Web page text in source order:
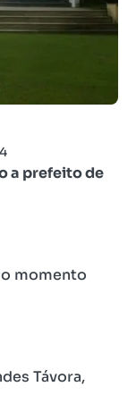
a prefeito de
momento
Távora,